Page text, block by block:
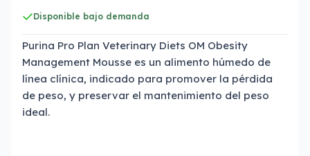
Disponible bajo demanda
Purina Pro Plan Veterinary Diets OM Obesity
Management Mousse es un alimento húmedo de
línea clínica, indicado para promover la pérdida
de peso, y preservar el mantenimiento del peso
ideal.